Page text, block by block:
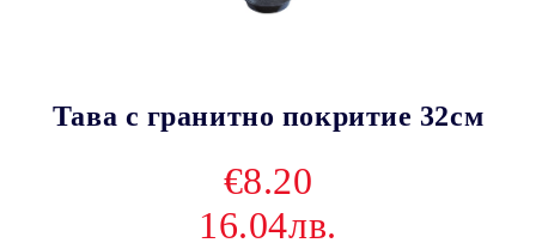
Тава с гранитно покритие 32см
€8.20
16.04лв.